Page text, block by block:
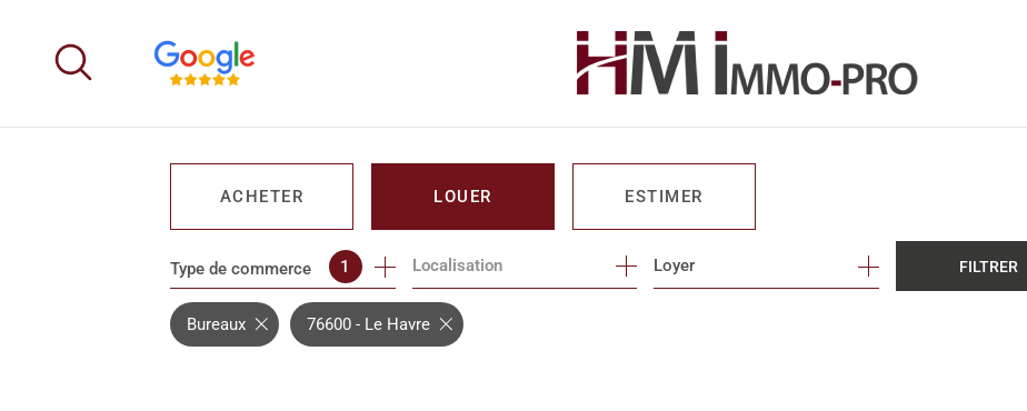
contenu
ACHETER
DE L'IMMO PRO
LOUER
DE L'IMMO PRO
ESTIMER
Type de commerce 1 Localisation Loyer FILTRER
Bureaux 76600 - Le Havre